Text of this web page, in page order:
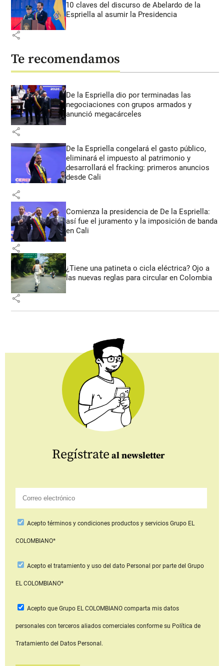
10 claves del discurso de Abelardo de la
Espriella al asumir la Presidencia
share
Te recomendamos
De la Espriella dio por terminadas las
negociaciones con grupos armados y
anunció megacárceles
share
De la Espriella congelará el gasto público,
eliminará el impuesto al patrimonio y
desarrollará el fracking: primeros anuncios
desde Cali
share
Comienza la presidencia de De la Espriella:
así fue el juramento y la imposición de banda
en Cali
share
¿Tiene una patineta o cicla eléctrica? Ojo a
las nuevas reglas para circular en Colombia
share
Regístrate al newsletter
Aceptotérminos y condiciones productos y serviciosGrupo EL
COLOMBIANO*
Acepto el tratamiento y uso del dato Personal por parte del Grupo
EL COLOMBIANO*
Acepto que Grupo EL COLOMBIANOcomparta mis datos
personales con terceros aliados comerciales conforme su Política de
Tratamiento del Datos Personal.